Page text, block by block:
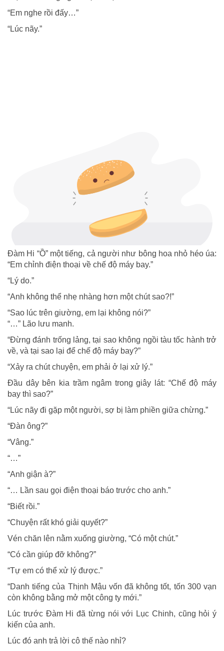
“Em nghe rồi đấy…”
“Lúc nãy.”
Đàm Hi “Ồ” một tiếng, cả người như bông hoa nhỏ héo úa:
“Em chỉnh điện thoại về chế độ máy bay.”
“Lý do.”
“Anh không thể nhẹ nhàng hơn một chút sao?!”
“Sao lúc trên giường, em lại không nói?”
“…” Lão lưu manh.
“Đừng đánh trống lảng, tại sao không ngồi tàu tốc hành trở
về, và tại sao lại để chế độ máy bay?”
“Xảy ra chút chuyện, em phải ở lại xử lý.”
Đầu dây bên kia trầm ngâm trong giây lát: “Chế độ máy
bay thì sao?”
“Lúc nãy đi gặp một người, sợ bị làm phiền giữa chừng.”
“Đàn ông?”
“Vâng.”
“…”
“Anh giận à?”
“… Lần sau gọi điện thoại báo trước cho anh.”
“Biết rồi.”
“Chuyện rất khó giải quyết?”
Vén chăn lên nằm xuống giường, “Có một chút.”
“Có cần giúp đỡ không?”
“Tự em có thể xử lý được.”
“Danh tiếng của Thịnh Mậu vốn đã không tốt, tốn 300 vạn
còn không bằng mở một công ty mới.”
Lúc trước Đàm Hi đã từng nói với Lục Chinh, cũng hỏi ý
kiến của anh.
Lúc đó anh trả lời cô thế nào nhỉ?